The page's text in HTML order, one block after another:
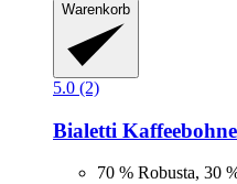
Warenkorb
5.0 (2)
Bialetti
70 % Robusta, 30